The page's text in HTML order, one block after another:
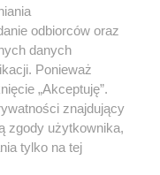
odbiorców oraz
danych
Ponieważ
„Akceptuję”.
znajdujący
zgody użytkownika,
tylko na tej